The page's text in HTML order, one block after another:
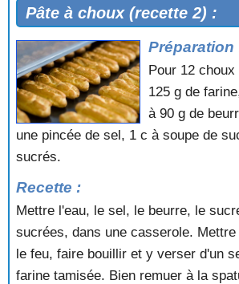
Pâte à choux (recette 2) :
Préparation
Pour 12
125 g de
à 90 g de
une pincée de sel, 1 c à soupe de
sucrés.
Recette :
Mettre l'eau, le sel, le beurre, le
sucrées, dans une casserole.
le feu, faire bouillir et y verser d'un
farine tamisée. Bien remuer à la